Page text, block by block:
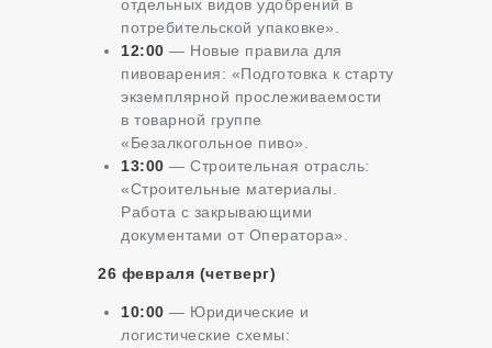
отдельных видов удобрений в
потребительской упаковке».
12:00 — Новые правила для
пивоварения: «Подготовка к старту
экземплярной прослеживаемости
в товарной группе
«Безалкогольное пиво».
13:00 — Строительная отрасль:
«Строительные материалы.
Работа с закрывающими
документами от Оператора».
26 февраля (четверг)
10:00 — Юридические и
логистические схемы: